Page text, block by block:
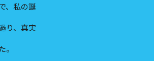
、私の誕
り、真実
。